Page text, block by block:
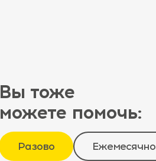
Вы тоже
можете помочь:
Разово Ежемесячно